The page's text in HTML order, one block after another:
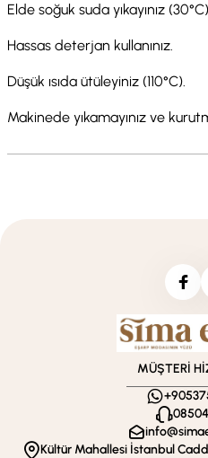
Elde soğuk suda yıkayınız
Hassas deterjan kullanınız.
Düşük ısıda ütüleyiniz (110°C).
Makinede yıkamayınız ve
MÜŞTERİ
Kültür Mahallesi İstanbul